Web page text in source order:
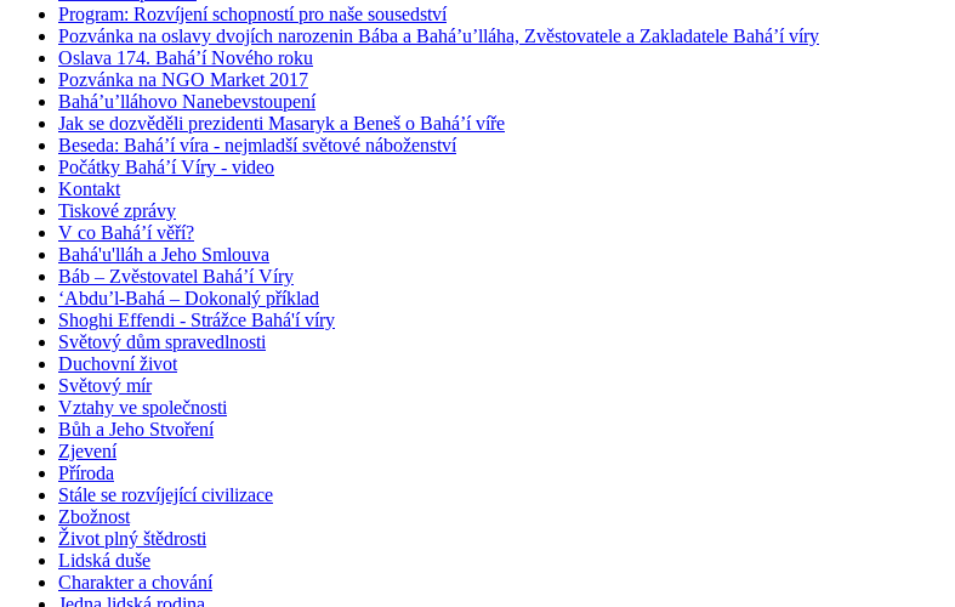
Program: Rozvíjení schopností pro naše sousedství
Pozvánka na oslavy dvojích narozenin Bába a Bahá’u’lláha, Zvěstovatele a Zakladatele Bahá’í víry
Oslava 174. Bahá’í Nového roku
Pozvánka na NGO Market 2017
Bahá’u’lláhovo Nanebevstoupení
Jak se dozvěděli prezidenti Masaryk a Beneš o Bahá’í víře
Beseda: Bahá’í víra - nejmladší světové náboženství
Počátky Bahá’í Víry - video
Kontakt
Tiskové zprávy
V co Bahá’í věří?
Bahá'u'lláh a Jeho Smlouva
Báb – Zvěstovatel Bahá’í Víry
‘Abdu’l-Bahá – Dokonalý příklad
Shoghi Effendi - Strážce Bahá'í víry
Světový dům spravedlnosti
Duchovní život
Světový mír
Vztahy ve společnosti
Bůh a Jeho Stvoření
Zjevení
Příroda
Stále se rozvíjející civilizace
Zbožnost
Život plný štědrosti
Lidská duše
Charakter a chování